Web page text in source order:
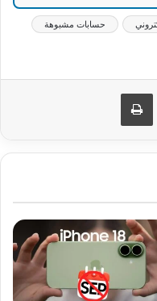
حسابات مشبوهة
عبر البريد طباعة